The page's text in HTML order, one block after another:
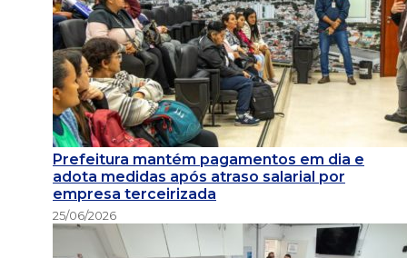
Prefeitura mantém pagamentos em dia e
adota medidas após atraso salarial por
empresa terceirizada
25/06/2026